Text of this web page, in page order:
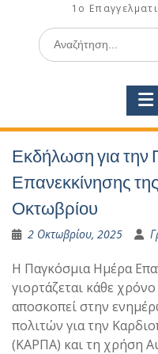
1ο
Search
for:
Εκδήλωση για
Επανεκκίνησης
Οκτωβρίου
2 Οκτωβρίου, 2025
Η Παγκόσμια Ημέρα
γιορτάζεται κάθε
αποσκοπεί στην
πολιτών για την
(ΚΑΡΠΑ) και τη χρήση